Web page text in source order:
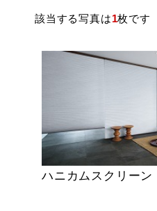
該当する写真は1枚です
ハニカムスクリーン